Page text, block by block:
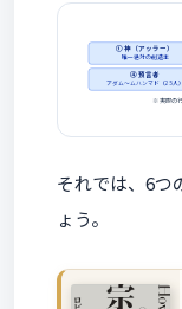
① 神（アッラー）
唯一絶対の創造主
④ 預言者
アダム〜ムハンマド（25人）
※ 実際の
それでは、6つ
ょう。